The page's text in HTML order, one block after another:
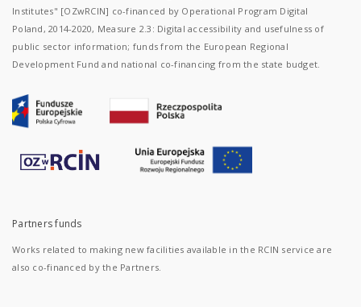
Institutes" [OZwRCIN] co-financed by Operational Program Digital
Poland, 2014-2020, Measure 2.3: Digital accessibility and usefulness of
public sector information; funds from the European Regional
Development Fund and national co-financing from the state budget.
Partners funds
Works related to making new facilities available in the RCIN service are
also co-financed by the Partners.